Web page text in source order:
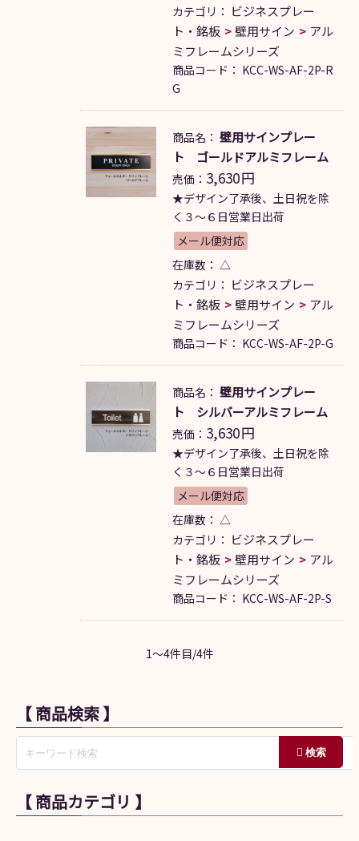
カテゴリ： ビジネスプレー
ト・銘板
壁用サイン
アル
ミフレームシリーズ
商品コード： KCC-WS-AF-2P-R
G
商品名： 壁用サインプレー
ト ゴールドアルミフレーム
売価： 3,630円
★デザイン了承後、土日祝を除
く３～６日営業日出荷
メール便対応
在庫数： △
カテゴリ： ビジネスプレー
ト・銘板
壁用サイン
アル
ミフレームシリーズ
商品コード： KCC-WS-AF-2P-G
商品名： 壁用サインプレー
ト シルバーアルミフレーム
売価： 3,630円
★デザイン了承後、土日祝を除
く３～６日営業日出荷
メール便対応
在庫数： △
カテゴリ： ビジネスプレー
ト・銘板
壁用サイン
アル
ミフレームシリーズ
商品コード： KCC-WS-AF-2P-S
1～4件目/4件
【 商品検索 】
【 商品カテゴリ 】